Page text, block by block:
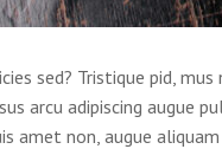
sed? Tristique pid,
arcu adipiscing augue
amet non, augue